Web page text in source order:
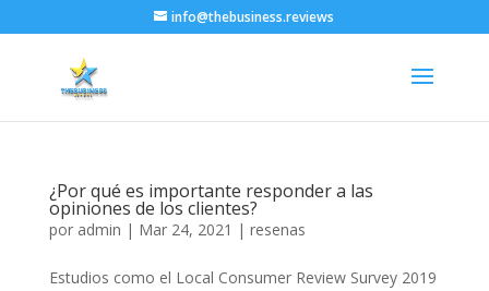
info@thebusiness.reviews
¿Por qué es importante responder a las
opiniones de los clientes?
por admin | Mar 24, 2021 | resenas
Estudios como el Local Consumer Review Survey 2019